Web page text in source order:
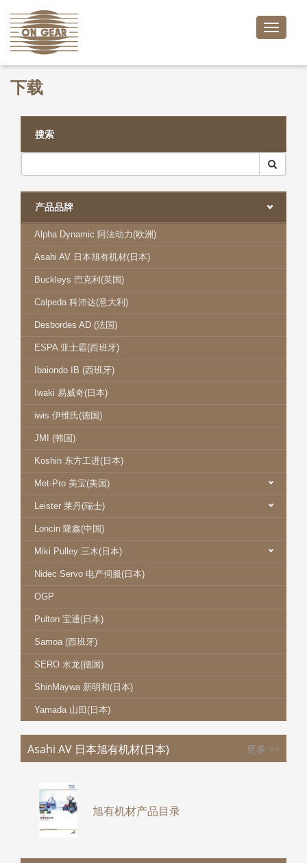
Toggle
下载
搜索
产品品牌
Alpha Dynamic 阿法动力(欧洲)
Asahi AV 日本旭有机材(日本)
Buckleys 巴克利(英国)
Calpeda 科沛达(意大利)
Desbordes AD (法国)
ESPA 亚士霸(西班牙)
Ibaiondo IB (西班牙)
Iwaki 易威奇(日本)
iwis 伊维氏(德国)
JMI (韩国)
Koshin 东方工进(日本)
Met-Pro 美宝(美国)
Leister 莱丹(瑞士)
Loncin 隆鑫(中国)
Miki Pulley 三木(日本)
Nidec Servo 电产伺服(日本)
OGP
Pulton 宝通(日本)
Samoa (西班牙)
SERO 水龙(德国)
ShinMaywa 新明和(日本)
Yamada 山田(日本)
Asahi AV 日本旭有机材(日本) 更多 >>
旭有机材产品目录